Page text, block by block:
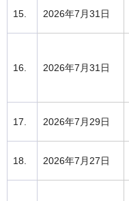
15. 2026年7月31日
16. 2026年7月31日
17. 2026年7月29日
18. 2026年7月27日